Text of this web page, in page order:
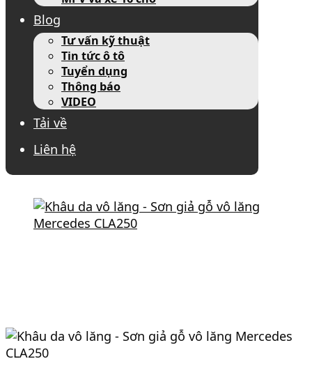
Blog
Tư vấn kỹ thuật
Tin tức ô tô
Tuyển dụng
Thông báo
VIDEO
Tải về
Liên hệ